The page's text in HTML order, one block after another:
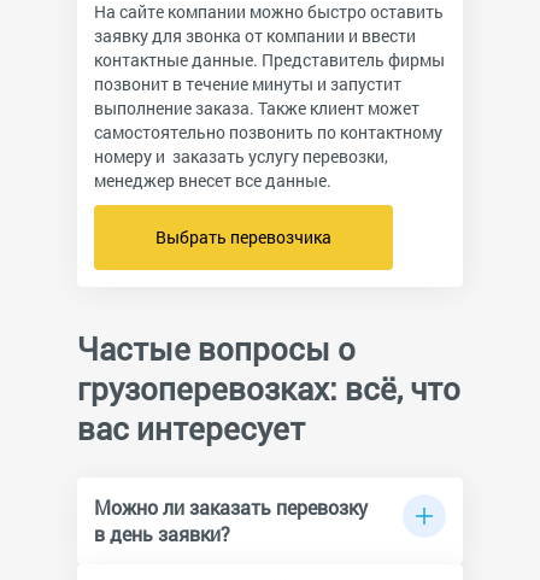
На сайте компании можно быстро оставить
заявку для звонка от компании и ввести
контактные данные. Представитель фирмы
позвонит в течение минуты и запустит
выполнение заказа. Также клиент может
самостоятельно позвонить по контактному
номеру и заказать услугу перевозки,
менеджер внесет все данные.
Выбрать перевозчика
Частые вопросы о
грузоперевозках: всё, что
вас интересует
Можно ли заказать перевозку
в день заявки?